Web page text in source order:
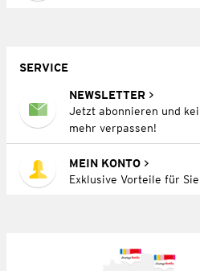
SERVICE
NEWSLETTER
Jetzt abonnieren und
mehr verpassen!
MEIN KONTO
Exklusive Vorteile für Sie